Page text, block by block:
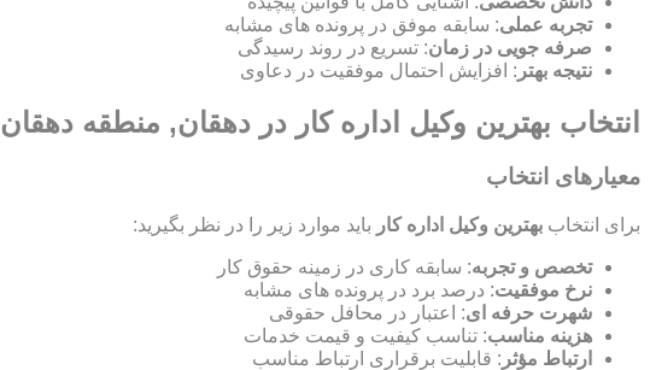
تجربه عملی: سابقه موفق در پرونده های مشابه
صرفه جویی در زمان: تسریع در روند رسیدگی
نتیجه بهتر : افزایش احتمال موفقیت در دعاوی
انتخاب بهترین وکیل اداره کار در دهقان, منطقه دهقان
معیارهای انتخاب
برای انتخاب بهترین وکیل اداره کار باید موارد زیر را در نظر بگیرید:
تخصص و تجربه: سابقه کاری در زمینه حقوق کار
نرخ موفقیت: درصد برد در پرونده های مشابه
شهرت حرفه ای: اعتبار در محافل حقوقی
هزینه مناسب: تناسب کیفیت و قیمت خدمات
ارتباط مؤثر : قابلیت برقراری ارتباط مناسب